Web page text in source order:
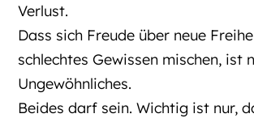
Verlust.
Dass sich Freude über neue
schlechtes Gewissen mischen, ist
Ungewöhnliches.
Beides darf sein. Wichtig ist nur,